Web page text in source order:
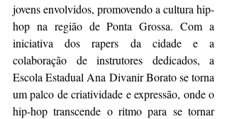
jovens envolvidos, promovendo a cultura hip-
hop na região de Ponta Grossa. Com a
iniciativa dos rapers da cidade e a
colaboração de instrutores dedicados, a
Escola Estadual Ana Divanir Borato se torna
um palco de criatividade e expressão, onde o
hip-hop transcende o ritmo para se tornar